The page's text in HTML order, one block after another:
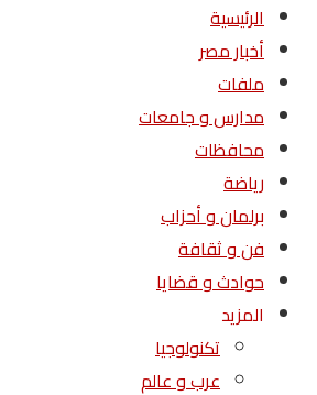
الرئيسية
أخبار مصر
ملفات
مدارس و جامعات
محافظات
رياضة
برلمان و أحزاب
فن و ثقافة
حوادث و قضايا
المزيد
تكنولوجيا
عرب و عالم